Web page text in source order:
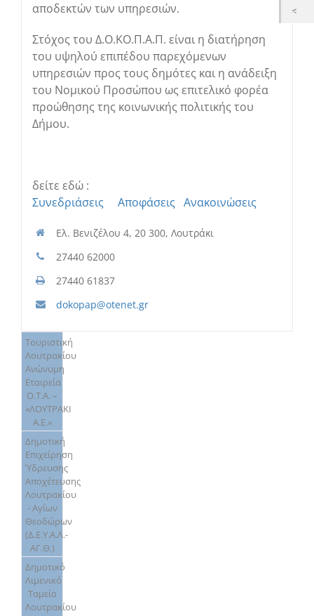
αποδεκτών των υπηρεσιών.
Στόχος του Δ.Ο.ΚΟ.Π.Α.Π. είναι η διατήρηση
του υψηλού επιπέδου παρεχόμενων
υπηρεσιών προς τους δημότες και η ανάδειξη
του Νομικού Προσώπου ως επιτελικό φορέα
προώθησης της κοινωνικής πολιτικής του
Δήμου.
δείτε εδώ :
Συνεδριάσεις
Αποφάσεις Ανακοινώσεις
Ελ. Βενιζέλου 4, 20 300, Λουτράκι
27440 62000
27440 61837
dokopap@otenet.gr
Τουριστική
Λουτρακίου
Ανώνυμη
Εταιρεία
Ο.Τ.Α. –
«ΛΟΥΤΡΑΚΙ
Α.Ε.»
Δημοτική
Επιχείρηση
Ύδρευσης
Αποχέτευσης
Λουτρακίου
- Αγίων
Θεοδώρων
(Δ.Ε.Υ.Α.Λ.-
ΑΓ.Θ.)
Δημοτικό
Λιμενικό
Ταμείο
Λουτρακίου